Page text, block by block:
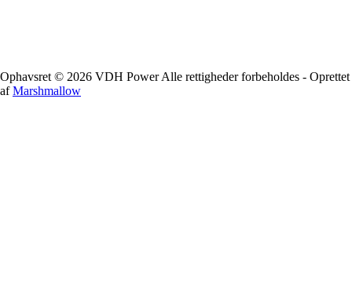
Ophavsret © 2026 VDH Power Alle rettigheder forbeholdes - Oprettet
afMarshmallow